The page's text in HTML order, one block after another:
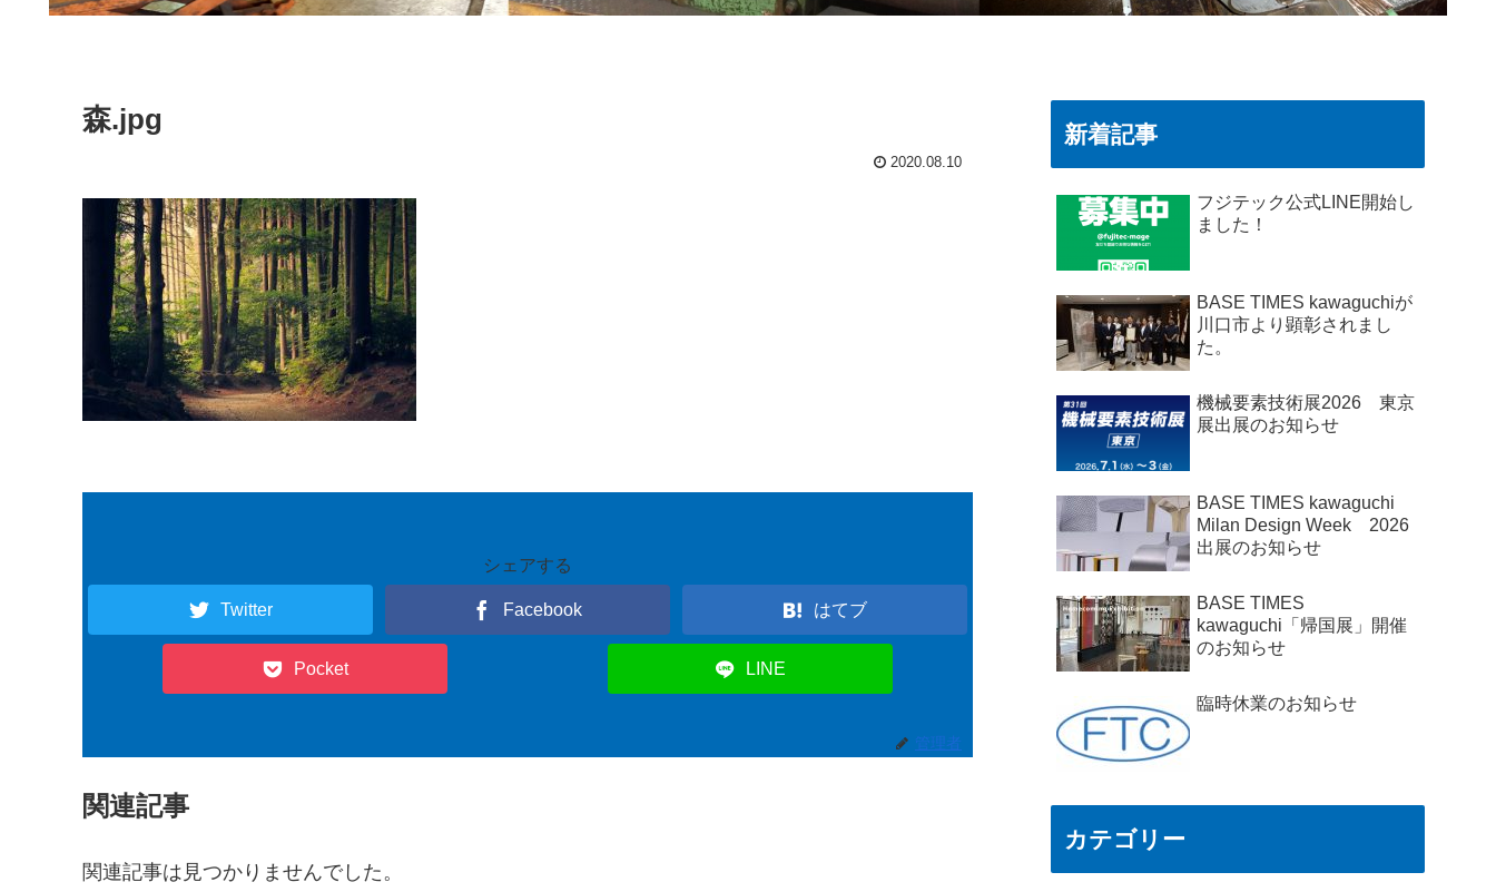
森.jpg
2020.08.10
シェアする
Twitter Facebook はてブ
Pocket LINE
管理者
関連記事
関連記事は見つかりませんでした。
新着記事
フジテック公式LINE開始し
ました！
BASE TIMES kawaguchiが
川口市より顕彰されまし
た。
機械要素技術展2026 東京
展出展のお知らせ
BASE TIMES kawaguchi
Milan Design Week 2026
出展のお知らせ
BASE TIMES
kawaguchi「帰国展」開催
のお知らせ
臨時休業のお知らせ
カテゴリー